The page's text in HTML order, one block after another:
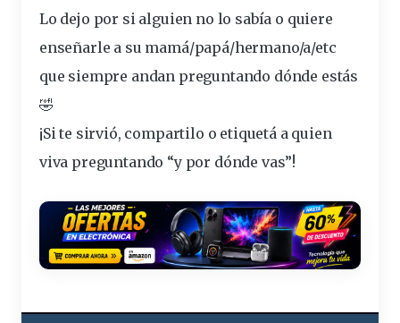
Lo dejo por si alguien no lo sabía o quiere
enseñarle a su mamá/papá/hermano/a/etc
que siempre andan preguntando dónde estás
🤣
¡Si te sirvió, compartilo o etiquetá a quien
viva preguntando “y por dónde vas”!